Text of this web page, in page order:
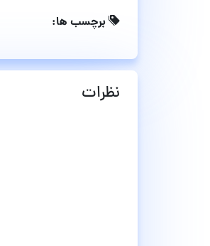
برچسب ها:
نظرات